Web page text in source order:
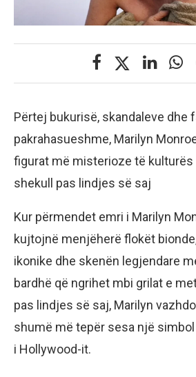
Përtej bukurisë, skandaleve dhe
pakrahasueshme, Marilyn
figurat më misterioze të kulturës
shekull pas lindjes së saj
Kur përmendet emri i Marilyn
kujtojnë menjëherë flokët
ikonike dhe skenën legjendare
bardhë që ngrihet mbi grilat e
pas lindjes së saj, Marilyn
shumë më tepër sesa një
i Hollywood-it.